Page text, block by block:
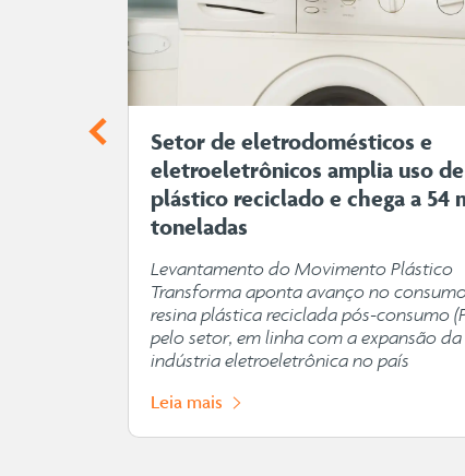
Setor de eletrodomésticos e
eletroeletrônicos amplia uso de
plástico reciclado e chega a 54
toneladas
Levantamento do Movimento Plástico
Transforma aponta avanço no
resina plástica reciclada pós-consumo
pelo setor, em linha com a expansão da
indústria eletroeletrônica no país
Leia mais